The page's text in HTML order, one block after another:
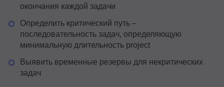
окончания каждой задачи
Определить критический путь –
последовательность задач, определяющую
минимальную длительность project
Выявить временные резервы для некритических
задач